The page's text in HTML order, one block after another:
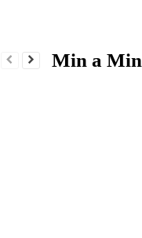
Min a Min